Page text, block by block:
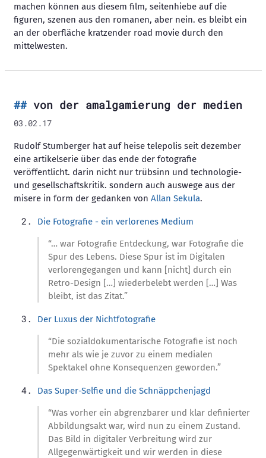
machen können aus diesem film, seitenhiebe auf die
figuren, szenen aus den romanen, aber nein. es bleibt ein
an der oberfläche kratzender road movie durch den
mittelwesten.
von der amalgamierung der medien
03.02.17
Rudolf Stumberger hat auf heise telepolis seit dezember
eine artikelserie über das ende der fotografie
veröffentlicht. darin nicht nur trübsinn und technologie-
und gesellschaftskritik. sondern auch auswege aus der
misere in form der gedanken von Allan Sekula.
Die Fotografie - ein verlorenes Medium
“… war Fotografie Entdeckung, war Fotografie die
Spur des Lebens. Diese Spur ist im Digitalen
verlorengegangen und kann [nicht] durch ein
Retro-Design […] wiederbelebt werden […] Was
bleibt, ist das Zitat.”
Der Luxus der Nichtfotografie
“Die sozialdokumentarische Fotografie ist noch
mehr als wie je zuvor zu einem medialen
Spektakel ohne Konsequenzen geworden.”
Das Super-Selfie und die Schnäppchenjagd
“Was vorher ein abgrenzbarer und klar definierter
Abbildungsakt war, wird nun zu einem Zustand.
Das Bild in digitaler Verbreitung wird zur
Allgegenwärtigkeit und wir werden in diese